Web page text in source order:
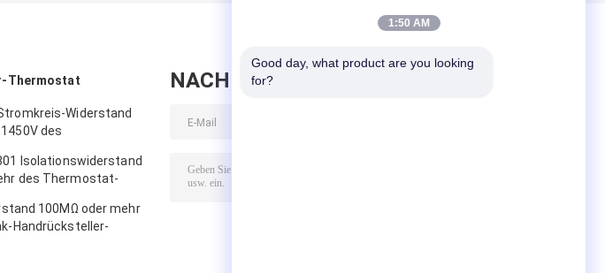
Thermostat
Widerstand
des
Isolationswiderstand
des Thermostat-
100MΩ oder mehr
Handrücksteller-
NACHRICHT HINTERLASSEN
1:50 AM
Good day, what product are you looking
for?